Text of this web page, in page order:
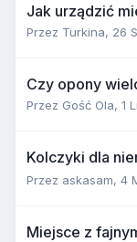
Jak urządzić
Przez Turkina, 26
Czy opony
Przez Gość Ola, 1
Kolczyki dla
Przez askasam, 4
Miejsce z